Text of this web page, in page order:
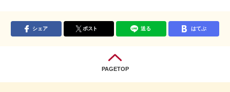
シェア ポスト 送る はてぶ
PAGETOP